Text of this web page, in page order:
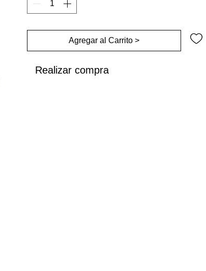
Agregar al Carrito >
Realizar compra